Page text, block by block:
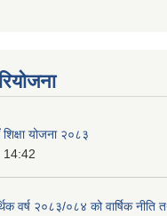
शिक्षा योजना २०८३
14:42
वर्ष २०८३/०८४ को वार्षिक नीति